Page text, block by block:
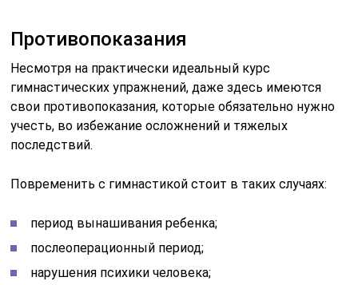
Противопоказания
Несмотря на практически идеальный курс
гимнастических упражнений, даже здесь имеются
свои противопоказания, которые обязательно нужно
учесть, во избежание осложнений и тяжелых
последствий.
Повременить с гимнастикой стоит в таких случаях:
период вынашивания ребенка;
послеоперационный период;
нарушения психики человека;